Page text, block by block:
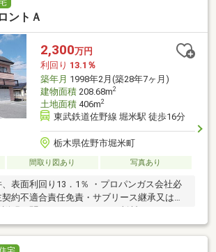
ントＡ
2,300万円
利回り 13.1％
築年月 1998年2月(築28年7ヶ月)
建物面積208.68m2
土地面積406m2
東武鉄道佐野線 堀米駅 徒歩16分
栃木県佐野市堀米町
間取り図あり 写真あり
、表面利回り13．1％ ・プロパンガス会社必
約不適合責任免責・サブリース継承又は管
・現